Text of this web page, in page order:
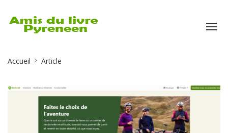
Breadcrumb
Accueil Article